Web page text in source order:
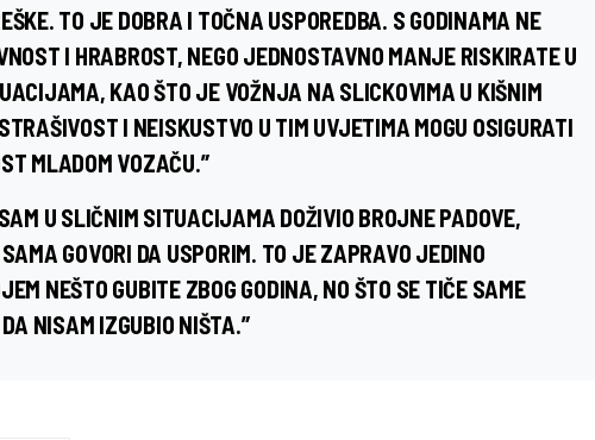
TO JE DOBRA I TOČNA USPOREDBA. S GODINAMA NE
I HRABROST, NEGO JEDNOSTAVNO MANJE RISKIRATE U
KAO ŠTO JE VOŽNJA NA SLICKOVIMA U KIŠNIM
I NEISKUSTVO U TIM UVJETIMA MOGU OSIGURATI
MLADOM VOZAČU.”
U SLIČNIM SITUACIJAMA DOŽIVIO BROJNE PADOVE,
GOVORI DA USPORIM. TO JE ZAPRAVO JEDINO
NEŠTO GUBITE ZBOG GODINA, NO ŠTO SE TIČE SAME
NISAM IZGUBIO NIŠTA.”